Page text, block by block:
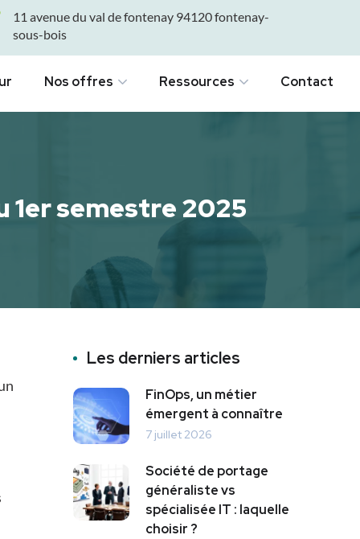
11 avenue du val de fontenay 94120 fontenay-
sous-bois
Nos offres Ressources Contact
1er semestre 2025
Les derniers articles
FinOps, un métier
émergent à connaître
7 juillet 2026
Société de portage
généraliste vs
spécialisée IT : laquelle
choisir ?